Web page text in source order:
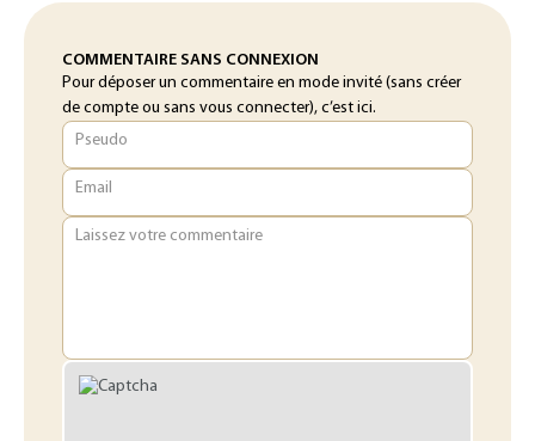
COMMENTAIRE SANS CONNEXION
Pour déposer un commentaire en mode invité (sans créer
de compte ou sans vous connecter), c’est ici.
Pseudo
Email
Laissez votre commentaire